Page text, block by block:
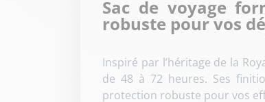
Sac de voyage
robuste pour vos
Inspiré par l’héritage de la
de 48 à 72 heures. Ses
protection robuste pour vos